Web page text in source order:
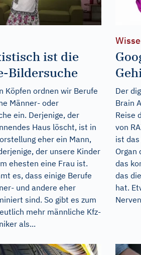
ist die
Bildersuche
Köpfen ordnen wir Berufe
Männer- oder
ein. Derjenige, der
Haus löscht, ist in
eher ein Mann,
der unsere Kinder
ehesten eine Frau ist.
es, dass einige Berufe
und andere eher
sind. So gibt es zum
mehr männliche Kfz-
als...
Der
Brain
Reise
von
ist
Organ
das
das
hat.